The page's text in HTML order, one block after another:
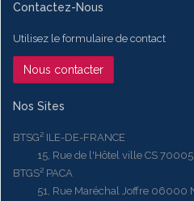
Contactez-Nous
Utilisez le formulaire de contact
Nous contacter
Nos Sites
BTSG² ILE-DE-FRANCE
15, Rue de l'Hôtel ville CS 70005
BTGS² PACA
51, Rue Maréchal Joffre 06000